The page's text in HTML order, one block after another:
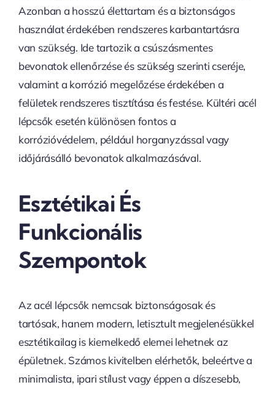
Azonban a hosszú élettartam és a biztonságos
használat érdekében rendszeres karbantartásra
van szükség. Ide tartozik a csúszásmentes
bevonatok ellenőrzése és szükség szerinti cseréje,
valamint a korrózió megelőzése érdekében a
felületek rendszeres tisztítása és festése. Kültéri acél
lépcsők esetén különösen fontos a
korrózióvédelem, például horganyzással vagy
időjárásálló bevonatok alkalmazásával.
Esztétikai És
Funkcionális
Szempontok
Az acél lépcsők nemcsak biztonságosak és
tartósak, hanem modern, letisztult megjelenésükkel
esztétikailag is kiemelkedő elemei lehetnek az
épületnek. Számos kivitelben elérhetők, beleértve a
minimalista, ipari stílust vagy éppen a díszesebb,